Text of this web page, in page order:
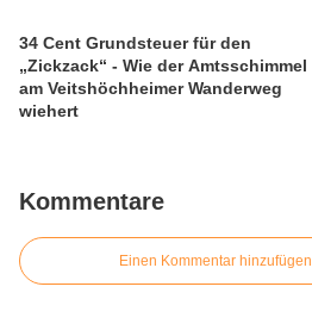
34 Cent Grundsteuer für den
„Zickzack“ - Wie der Amtsschimmel
am Veitshöchheimer Wanderweg
wiehert
Kommentare
Einen Kommentar hinzufügen